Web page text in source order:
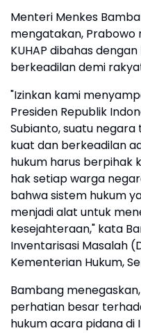
Menteri Menkes
mengatakan, Prabowo
KUHAP dibahas
berkeadilan demi
"Izinkan kami
Presiden Republik
Subianto, suatu
kuat dan berkeadilan
hukum harus berpihak
hak setiap warga
bahwa sistem hukum
menjadi alat untuk
kesejahteraan," kata
Inventarisasi Masalah
Kementerian Hukum,
Bambang
perhatian besar
hukum acara pidana di